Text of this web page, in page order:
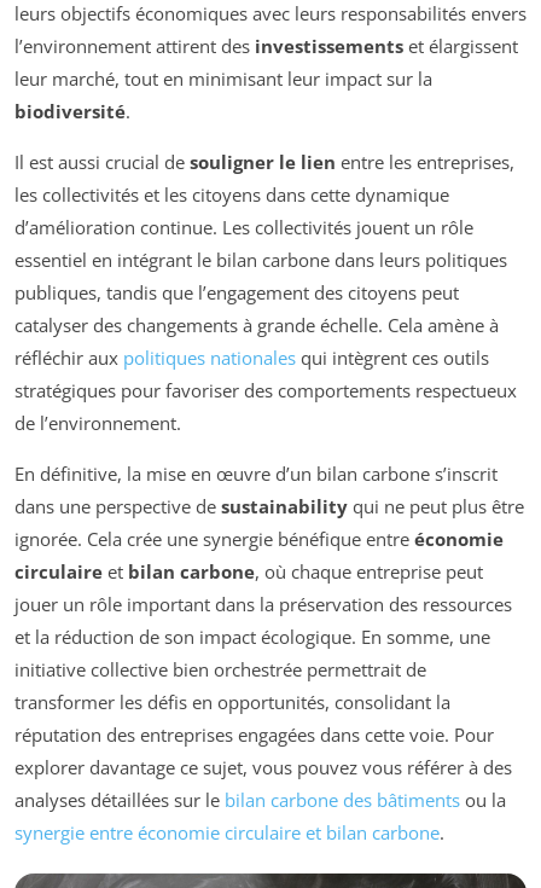
leurs objectifs économiques avec leurs responsabilités envers
l’environnement attirent des investissements et élargissent
leur marché, tout en minimisant leur impact sur la
biodiversité.
Il est aussi crucial de souligner le lien entre les entreprises,
les collectivités et les citoyens dans cette dynamique
d’amélioration continue. Les collectivités jouent un rôle
essentiel en intégrant le bilan carbone dans leurs politiques
publiques, tandis que l’engagement des citoyens peut
catalyser des changements à grande échelle. Cela amène à
réfléchir aux politiques nationales qui intègrent ces outils
stratégiques pour favoriser des comportements respectueux
de l’environnement.
En définitive, la mise en œuvre d’un bilan carbone s’inscrit
dans une perspective de sustainability qui ne peut plus être
ignorée. Cela crée une synergie bénéfique entre économie
circulaire et bilan carbone, où chaque entreprise peut
jouer un rôle important dans la préservation des ressources
et la réduction de son impact écologique. En somme, une
initiative collective bien orchestrée permettrait de
transformer les défis en opportunités, consolidant la
réputation des entreprises engagées dans cette voie. Pour
explorer davantage ce sujet, vous pouvez vous référer à des
analyses détaillées sur le bilan carbone des bâtiments ou la
synergie entre économie circulaire et bilan carbone.